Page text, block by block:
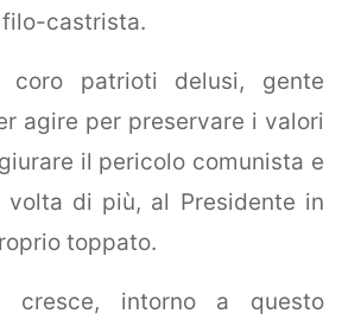
filo-castrista.
coro patrioti delusi, gente
agire per preservare i valori
il pericolo comunista e
volta di più, al Presidente in
toppato.
cresce, intorno a questo